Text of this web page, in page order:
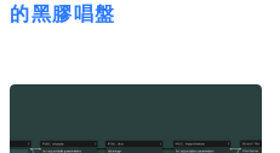
的黑膠唱盤